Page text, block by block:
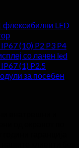
флексибилни LED
P2 P3 P4
со лачен led
P2.5
за посебен